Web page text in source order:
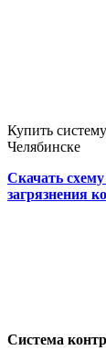
Купить
Челябинске
Скачать
загрязнения
Система